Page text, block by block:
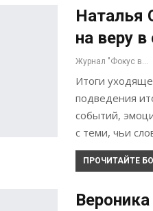
Наталья
на веру
Журнал "Фокус внимания"
Итоги
подведения
событий,
с теми, чьи
ПРОЧИТАЙТЕ